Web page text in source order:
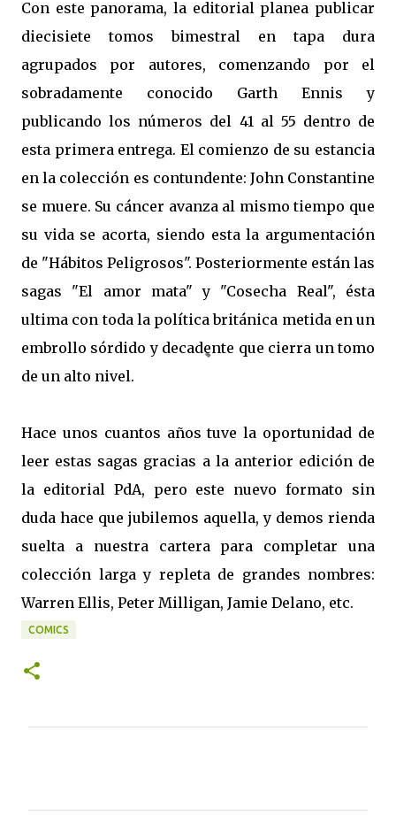
Con este panorama, la editorial planea publicar
diecisiete tomos bimestral en tapa dura
agrupados por autores, comenzando por el
sobradamente conocido Garth Ennis y
publicando los números del 41 al 55 dentro de
esta primera entrega. El comienzo de su estancia
en la colección es contundente: John Constantine
se muere. Su cáncer avanza al mismo tiempo que
su vida se acorta, siendo esta la argumentación
de "Hábitos Peligrosos". Posteriormente están las
sagas "El amor mata" y "Cosecha Real", ésta
ultima con toda la política británica metida en un
embrollo sórdido y decadente que cierra un tomo
de un alto nivel.
Hace unos cuantos años tuve la oportunidad de
leer estas sagas gracias a la anterior edición de
la editorial PdA, pero este nuevo formato sin
duda hace que jubilemos aquella, y demos rienda
suelta a nuestra cartera para completar una
colección larga y repleta de grandes nombres:
Warren Ellis, Peter Milligan, Jamie Delano, etc.
COMICS